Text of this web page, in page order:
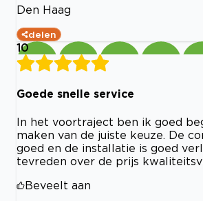
Den Haag
delen
10
Goede snelle service
In het voortraject ben ik goed
maken van de juiste keuze. De
goed en de installatie is goed
tevreden over de prijs
Beveelt aan